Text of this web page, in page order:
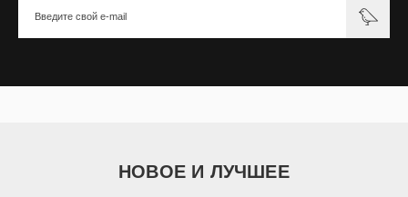
НОВОЕ И ЛУЧШЕЕ